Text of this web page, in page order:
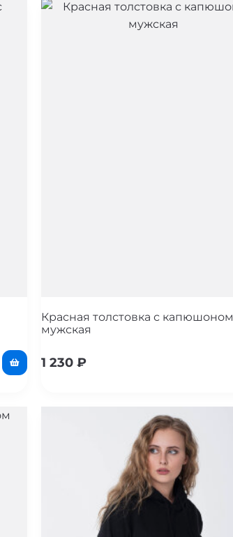
Красная толстовка с капюшоном
мужская
1 230₽